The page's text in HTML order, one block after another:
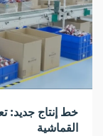
خط إنتاج جديد:
القماشية